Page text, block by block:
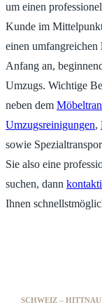
um einen
Kunde im
einen umfangreichen
Anfang an,
Umzugs. Wichtige
neben dem
Umzugsreinigungen,
sowie
Sie also eine
suchen, dann
Ihnen
SCHWEIZ –